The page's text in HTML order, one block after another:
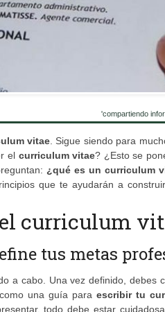
'compartiendo
vitae. Sigue siendo para
el curriculum vitae? ¿Esto se
¿qué es un curriculum
que te ayudarán a
el curriculum
tus metas
a cabo. Una vez definido, debes
una guía para escribir tu
todo debe estar